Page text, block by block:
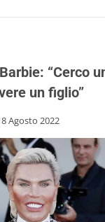
“Cerco
un figlio”
Agosto 2022